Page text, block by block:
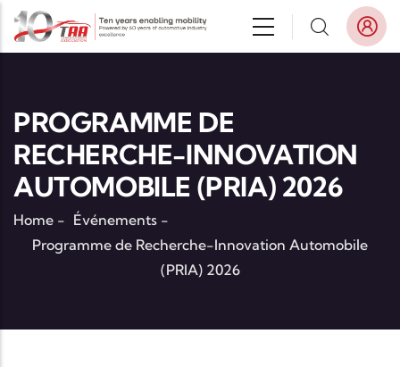
Aller au contenu principal
PROGRAMME DE
RECHERCHE-INNOVATION
AUTOMOBILE (PRIA) 2026
Home - Événements -
Programme de Recherche-Innovation Automobile
(PRIA) 2026